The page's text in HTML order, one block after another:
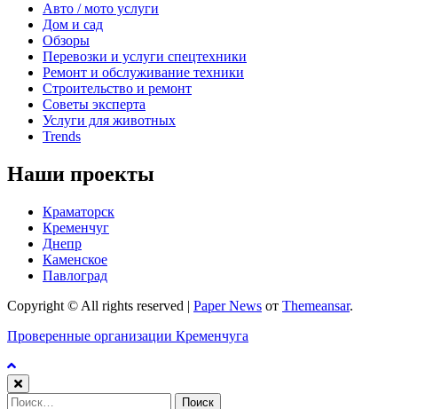
Авто / мото услуги
Дом и сад
Обзоры
Перевозки и услуги спецтехники
Ремонт и обслуживание техники
Строительство и ремонт
Советы эксперта
Услуги для животных
Trends
Наши проекты
Краматорск
Кременчуг
Днепр
Каменское
Павлоград
Copyright © All rights reserved | Paper News от Themeansar.
Проверенные организации Кременчуга
Найти: